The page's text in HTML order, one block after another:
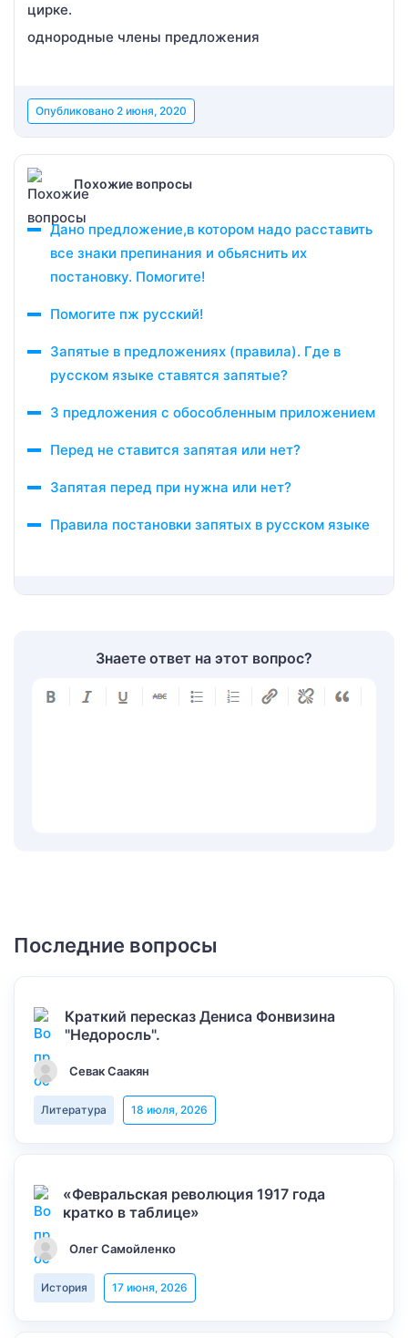
цирке.
однородные члены предложения
Опубликовано 2 июня, 2020
Похожие вопросы
Дано предложение,в котором надо расставить
все знаки препинания и обьяснить их
постановку. Помогите!
Помогите пж русский!
Запятые в предложениях (правила). Где в
русском языке ставятся запятые?
3 предложения с обособленным приложением
Перед не ставится запятая или нет?
Запятая перед при нужна или нет?
Правила постановки запятых в русском языке
Знаете ответ на этот вопрос?
Последние вопросы
Краткий пересказ Дениса Фонвизина
"Недоросль".
Севак Саакян
Литература 18 июля, 2026
«Февральская революция 1917 года
кратко в таблице»
Олег Самойленко
История 17 июня, 2026